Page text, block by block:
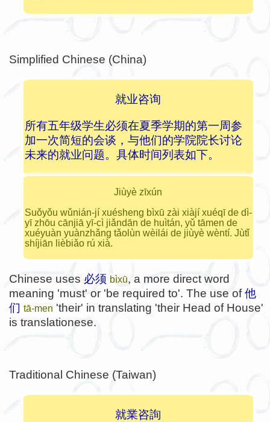
Simplified Chinese (China)
就业咨询
所有五年级学生必须在夏季学期的第一周参
加一次简短的会谈，与他们的学院院长讨论
未来的就业问题。具体时间列表如下。
Jiùyè zīxún
Suǒyǒu wǔnián-jí xuésheng bìxū zài xiàjí xuéqī de dì-
yī zhōu cānjiā yī-cì jiǎndān de huìtán, yǔ tāmen de
xuéyuàn yuànzhǎng tǎolùn wèilái de jiùyè wèntí. Jùtǐ
shíjiān lièbiǎo rú xià.
Chinese uses 必须 bìxū, a more direct word
meaning 'must' or 'be required to'. The use of他
们 tā-men 'their' in translating 'their Head of House'
is translationese.
Traditional Chinese (Taiwan)
就業咨詢